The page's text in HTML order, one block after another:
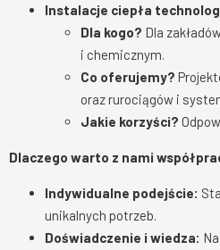
Instalacje ciepła
Dla kogo? Dla
i chemicznym.
Co oferujemy?
oraz rurociągów i
Jakie korzyści?
Dlaczego warto z nami
Indywidualne podejście:
unikalnych potrzeb.
Doświadczenie i wiedza: